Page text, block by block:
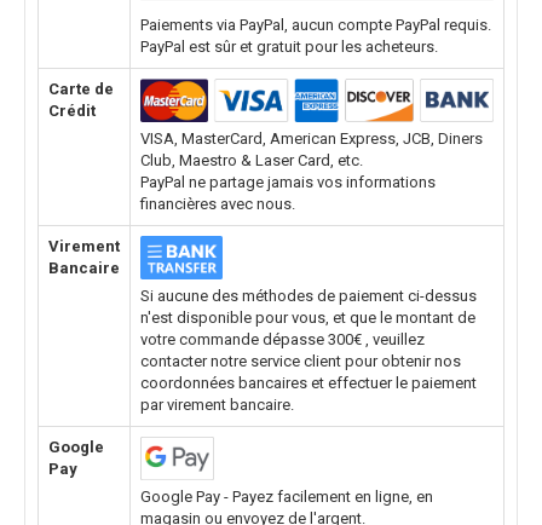
Paiements via PayPal, aucun compte PayPal requis.
PayPal est sûr et gratuit pour les acheteurs.
Carte de
Crédit
VISA, MasterCard, American Express, JCB, Diners
Club, Maestro & Laser Card, etc.
PayPal ne partage jamais vos informations
financières avec nous.
Virement
Bancaire
Si aucune des méthodes de paiement ci-dessus
n'est disponible pour vous, et que le montant de
votre commande dépasse 300€ , veuillez
contacter notre service client pour obtenir nos
coordonnées bancaires et effectuer le paiement
par virement bancaire.
Google
Pay
Google Pay - Payez facilement en ligne, en
magasin ou envoyez de l'argent.